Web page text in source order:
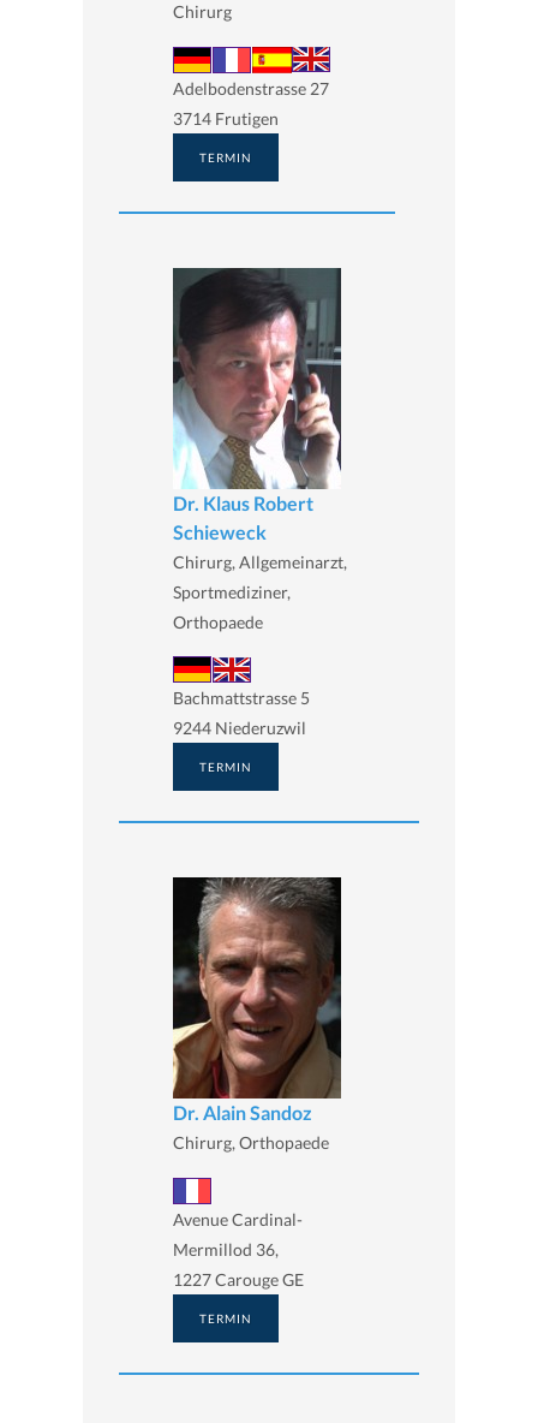
Chirurg
Adelbodenstrasse 27
3714 Frutigen
TERMIN
Dr. Klaus Robert
Schieweck
Chirurg, Allgemeinarzt,
Sportmediziner,
Orthopaede
Bachmattstrasse 5
9244 Niederuzwil
TERMIN
Dr. Alain Sandoz
Chirurg, Orthopaede
Avenue Cardinal-
Mermillod 36,
1227 Carouge GE
TERMIN